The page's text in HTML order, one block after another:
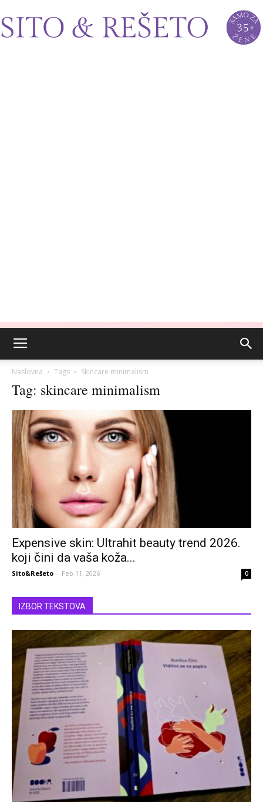
Naslovna Tags Skincare minimalism
Tag: skincare minimalism
Expensive skin: Ultrahit beauty trend 2026.
koji čini da vaša koža...
Sito&Rešeto - Feb 11, 2026 0
IZBOR TEKSTOVA